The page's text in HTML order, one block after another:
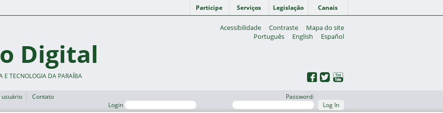
Participe Serviços Legislação Canais
Acessibilidade Contraste
Mapa do site
Português
English Español
Digital
E TECNOLOGIA DA PARAÍBA
usuário
Contato
Login
Password:
Log In